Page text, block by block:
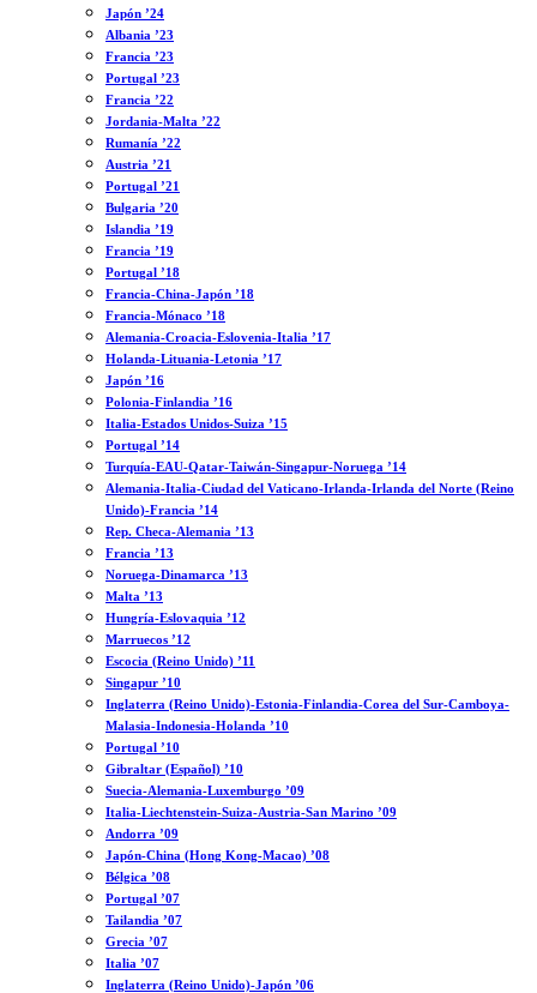
Japón ’24
Albania ’23
Francia ’23
Portugal ’23
Francia ’22
Jordania-Malta ’22
Rumanía ’22
Austria ’21
Portugal ’21
Bulgaria ’20
Islandia ’19
Francia ’19
Portugal ’18
Francia-China-Japón ’18
Francia-Mónaco ’18
Alemania-Croacia-Eslovenia-Italia ’17
Holanda-Lituania-Letonia ’17
Japón ’16
Polonia-Finlandia ’16
Italia-Estados Unidos-Suiza ’15
Portugal ’14
Turquía-EAU-Qatar-Taiwán-Singapur-Noruega ’14
Alemania-Italia-Ciudad del Vaticano-Irlanda-Irlanda del Norte (Reino
Unido)-Francia ’14
Rep. Checa-Alemania ’13
Francia ’13
Noruega-Dinamarca ’13
Malta ’13
Hungría-Eslovaquia ’12
Marruecos ’12
Escocia (Reino Unido) ’11
Singapur ’10
Inglaterra (Reino Unido)-Estonia-Finlandia-Corea del Sur-Camboya-
Malasia-Indonesia-Holanda ’10
Portugal ’10
Gibraltar (Español) ’10
Suecia-Alemania-Luxemburgo ’09
Italia-Liechtenstein-Suiza-Austria-San Marino ’09
Andorra ’09
Japón-China (Hong Kong-Macao) ’08
Bélgica ’08
Portugal ’07
Tailandia ’07
Grecia ’07
Italia ’07
Inglaterra (Reino Unido)-Japón ’06